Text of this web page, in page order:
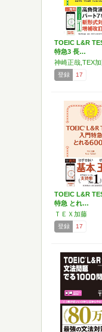
TOEIC L&R
特急3 長…
登録 17
TOEIC L&R
特急 とれ…
ＴＥＸ加藤
登録 17